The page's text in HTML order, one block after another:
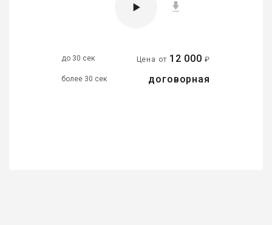
до 30 сек Цена от 12 000 ₽
более 30 сек договорная